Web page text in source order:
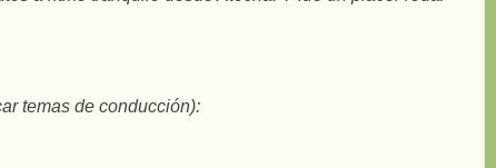
temas de conducción):